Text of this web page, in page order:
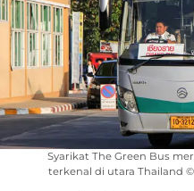
Syarikat The Green Bus
terkenal di utara Thailand